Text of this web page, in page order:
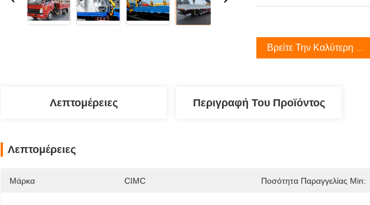
Βρείτε Την Καλύτερη Τιμή
Λεπτομέρειες Περιγραφή Του Προϊόντος
Λεπτομέρειες
Μάρκα CIMC Ποσότητα Παραγγελίας Min: